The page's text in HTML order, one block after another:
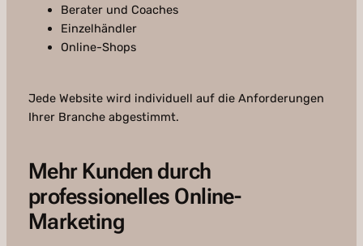
Berater und Coaches
Einzelhändler
Online-Shops
Jede Website wird individuell auf die Anforderungen
Ihrer Branche abgestimmt.
Mehr Kunden durch
professionelles Online-
Marketing